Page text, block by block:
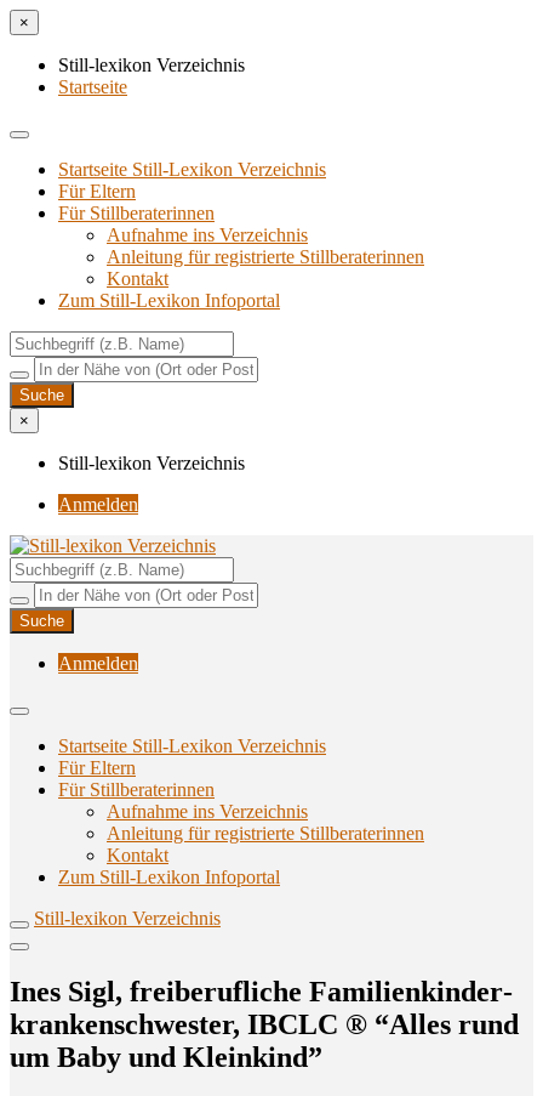
×
Still-lexikon Verzeichnis
Startseite
Startseite Still-Lexikon Verzeichnis
Für Eltern
Für Stillberaterinnen
Aufnahme ins Verzeichnis
Anlei­tung für regis­trier­te Stillberaterinnen
Kon­takt
Zum Still-Lexikon Infoportal
×
Still-lexikon Verzeichnis
Anmelden
Still-lexikon Verzeichnis
Unterstützungsangebote rund ums Stillen
Anmelden
Startseite Still-Lexikon Verzeichnis
Für Eltern
Für Stillberaterinnen
Aufnahme ins Verzeichnis
Anlei­tung für regis­trier­te Stillberaterinnen
Kon­takt
Zum Still-Lexikon Infoportal
Still-lexikon Verzeichnis
Ines Sigl, frei­be­ruf­li­che Fami­li­en­kin­der­
kran­ken­schwes­ter, IBCLC ® “Alles rund
um Baby und Kleinkind”